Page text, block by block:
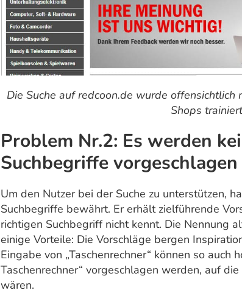
Die Suche auf redcoon.de wurde
Shops
Problem Nr.2: Es werden
Suchbegriffe vorgeschlagen
Um den Nutzer bei der Suche zu unterstützen,
Suchbegriffe bewährt. Er erhält zielführende
richtigen Suchbegriff nicht kennt. Die Nennung
einige Vorteile: Die Vorschläge bergen
Eingabe von „Taschenrechner“ können so auch
Taschenrechner“ vorgeschlagen werden, auf
wären.